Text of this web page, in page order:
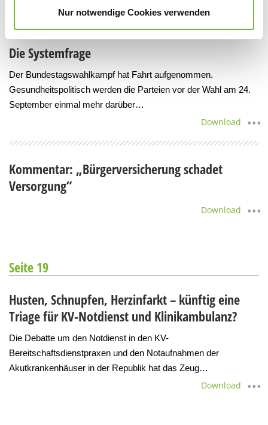
Nur notwendige Cookies verwenden
Die Systemfrage
Der Bundestagswahlkampf hat Fahrt aufgenommen.
Gesundheitspolitisch werden die Parteien vor der Wahl am 24.
September einmal mehr darüber…
Download
Kommentar: „Bürgerversicherung schadet
Versorgung“
Download
Seite 19
Husten, Schnupfen, Herzinfarkt – künftig eine
Triage für KV-Notdienst und Klinikambulanz?
Die Debatte um den Notdienst in den KV-
Bereitschaftsdienstpraxen und den Notaufnahmen der
Akutkrankenhäuser in der Republik hat das Zeug…
Download